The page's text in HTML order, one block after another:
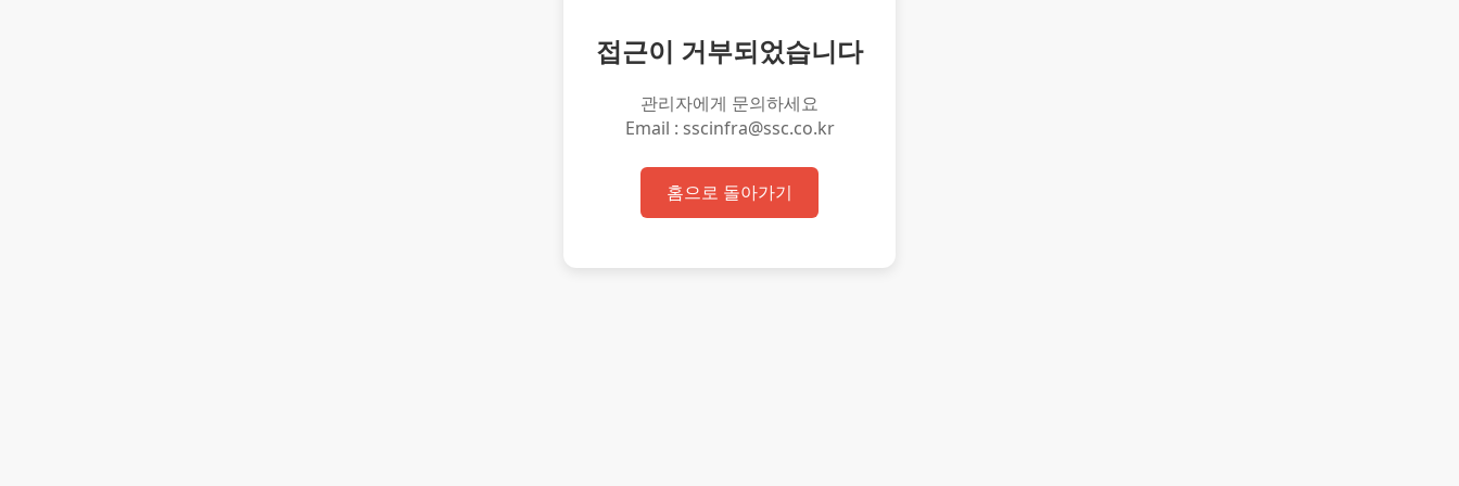
접근이 거부되었습니다
관리자에게 문의하세요
Email : sscinfra@ssc.co.kr
홈으로 돌아가기